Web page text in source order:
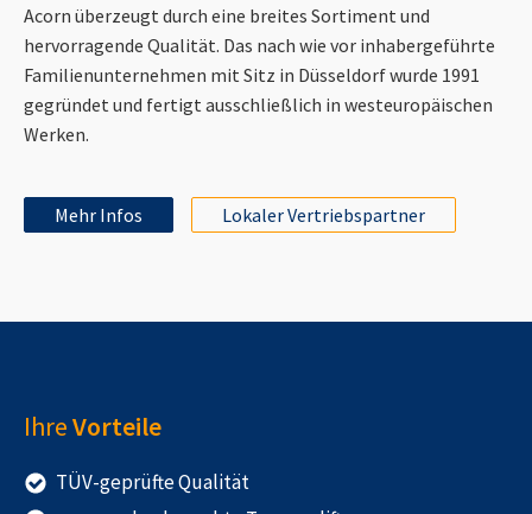
Acorn überzeugt durch eine breites Sortiment und
hervorragende Qualität. Das nach wie vor inhabergeführte
Familienunternehmen mit Sitz in Düsseldorf wurde 1991
gegründet und fertigt ausschließlich in westeuropäischen
Werken.
Mehr Infos Lokaler Vertriebspartner
IhreVorteile
TÜV-geprüfte Qualität